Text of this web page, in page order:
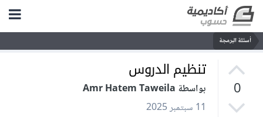
أسئلة البرمجة
0
تنظيم الدروس
بواسطة Amr Hatem Taweila
11 سبتمبر 2025